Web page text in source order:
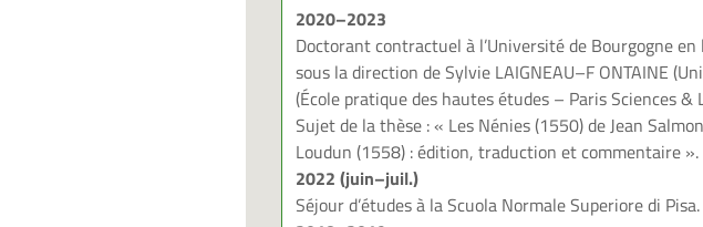
2020–2023
Doctorant contractuel à l’Université de Bourgogne en
sous la direction de Sylvie LAIGNEAU–F ONTAINE
(École pratique des hautes études – Paris Sciences&
Sujet de lathèse : « Les Nénies(1550) de Jean
Loudun (1558) :édition, traduction et commentaire ».
2022 (juin–juil.)
Séjour d’études à la Scuola NormaleSuperiore di Pisa.